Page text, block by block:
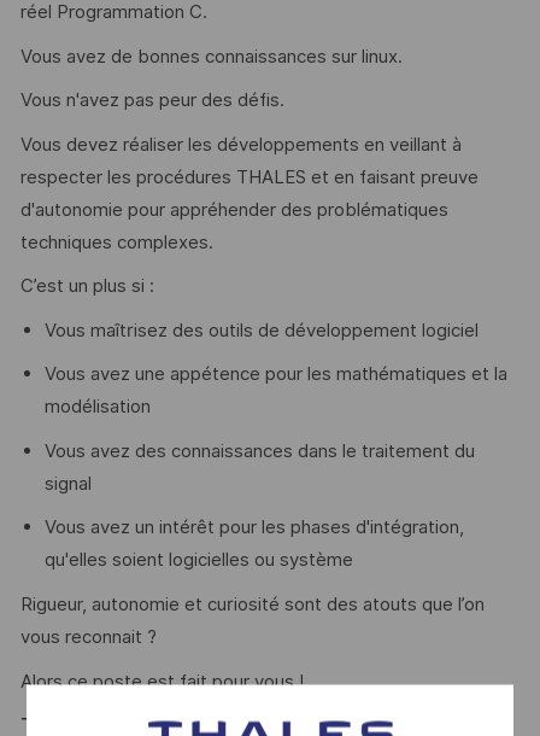
réel Programmation C.
Vous avez de bonnes connaissances sur linux.
Vous n'avez pas peur des défis.
Vous devez réaliser les développements en veillant à
respecter les procédures THALES et en faisant preuve
d'autonomie pour appréhender des problématiques
techniques complexes.
C’est un plus si :
Vous maîtrisez des outils de développement logiciel
Vous avez une appétence pour les mathématiques et la
modélisation
Vous avez des connaissances dans le traitement du
signal
Vous avez un intérêt pour les phases d'intégration,
qu'elles soient logicielles ou système
Rigueur, autonomie et curiosité sont des atouts que l’on
vous reconnait ?
Alors ce poste est fait pour vous !
Thales, entreprise Handi-Engagée, reconnait